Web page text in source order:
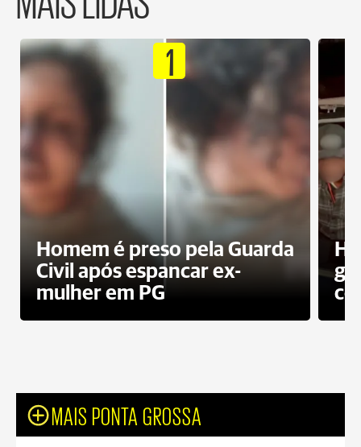
1
Homem é preso pela Guarda
Civil após espancar ex-
mulher em PG
MAIS PONTA GROSSA